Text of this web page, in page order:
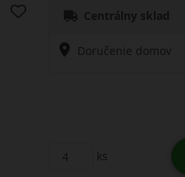
Centrálny sklad
Doručenie domov
ks